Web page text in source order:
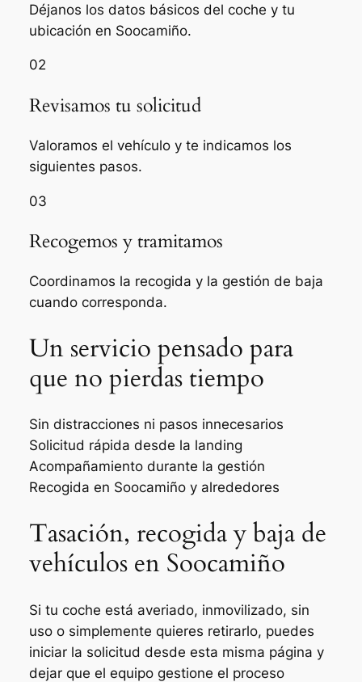
Déjanos los datos básicos del coche y tu
ubicación en Soocamiño.
02
Revisamos tu solicitud
Valoramos el vehículo y te indicamos los
siguientes pasos.
03
Recogemos y tramitamos
Coordinamos la recogida y la gestión de baja
cuando corresponda.
Un servicio pensado para
que no pierdas tiempo
Sin distracciones ni pasos innecesarios
Solicitud rápida desde la landing
Acompañamiento durante la gestión
Recogida en Soocamiño y alrededores
Tasación, recogida y baja de
vehículos en Soocamiño
Si tu coche está averiado, inmovilizado, sin
uso o simplemente quieres retirarlo, puedes
iniciar la solicitud desde esta misma página y
dejar que el equipo gestione el proceso